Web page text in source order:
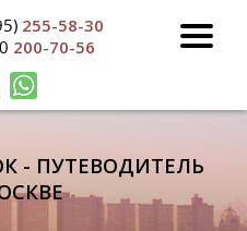
255-58-30
200-70-56
- ПУТЕВОДИТЕЛЬ